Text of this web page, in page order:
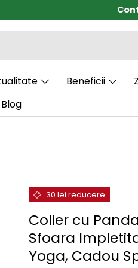
Beneficii
Blog
30 lei reducere
Colier cu
Sfoara
Yoga, Cadou